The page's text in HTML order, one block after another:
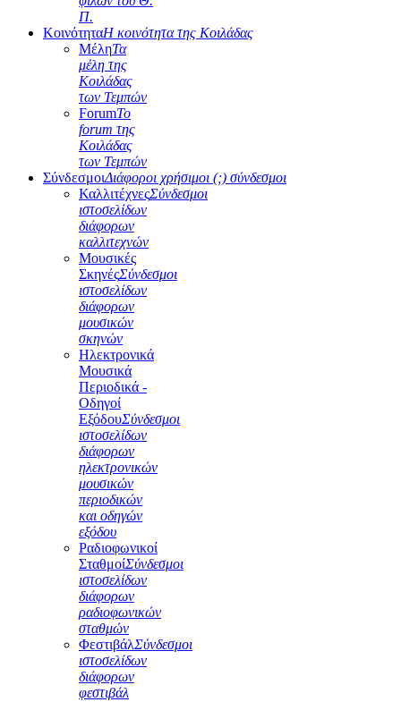
Π.
ΚοινότηταΗ κοινότητα της Κοιλάδας
ΜέληΤα
μέλη της
Κοιλάδας
των Τεμπών
ForumΤο
forum της
Κοιλάδας
των Τεμπών
ΣύνδεσμοιΔιάφοροι χρήσιμοι (;) σύνδεσμοι
ΚαλλιτέχνεςΣύνδεσμοι
ιστοσελίδων
διάφορων
καλλιτεχνών
Μουσικές
ΣκηνέςΣύνδεσμοι
ιστοσελίδων
διάφορων
μουσικών
σκηνών
Ηλεκτρονικά
Μουσικά
Περιοδικά -
Οδηγοί
ΕξόδουΣύνδεσμοι
ιστοσελίδων
διάφορων
ηλεκτρονικών
μουσικών
περιοδικών
και οδηγών
εξόδου
Ραδιοφωνικοί
ΣταθμοίΣύνδεσμοι
ιστοσελίδων
διάφορων
ραδιοφωνικών
σταθμών
ΦεστιβάλΣύνδεσμοι
ιστοσελίδων
διάφορων
φεστιβάλ